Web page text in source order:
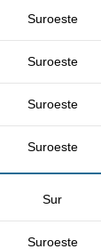
Suroeste
Suroeste
Suroeste
Suroeste
Sur
Suroeste